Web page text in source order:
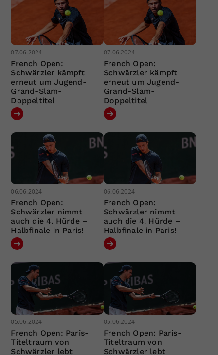
07.06.2024
French Open:
Schwärzler kämpft
erneut um Jugend-
Grand-Slam-
Doppeltitel
07.06.2024
French Open:
Schwärzler kämpft
erneut um Jugend-
Grand-Slam-
Doppeltitel
06.06.2024
French Open:
Schwärzler nimmt
auch die 4. Hürde –
Halbfinale in Paris!
06.06.2024
French Open:
Schwärzler nimmt
auch die 4. Hürde –
Halbfinale in Paris!
05.06.2024
French Open: Paris-
Titeltraum von
Schwärzler lebt
05.06.2024
French Open: Paris-
Titeltraum von
Schwärzler lebt